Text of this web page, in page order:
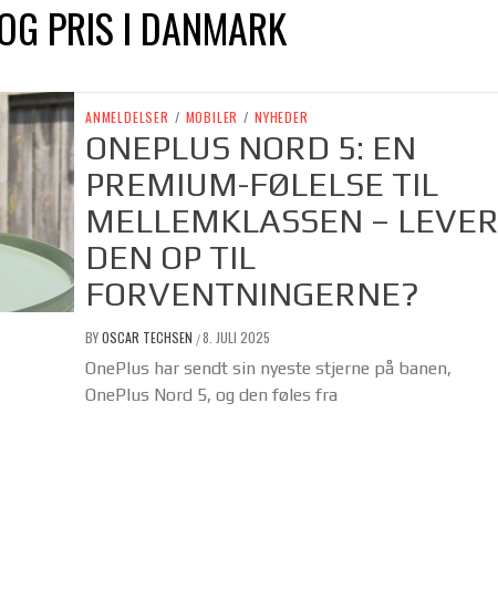
PRIS I DANMARK
ANMELDELSER / MOBILER / NYHEDER
ONEPLUS NORD 5: EN
PREMIUM-FØLELSE TIL
MELLEMKLASSEN – LEVER
DEN OP TIL
FORVENTNINGERNE?
BYOSCAR TECHSEN /8. JULI 2025
OnePlus har sendt sin nyeste stjerne på banen,
OnePlus Nord 5, og den føles fra